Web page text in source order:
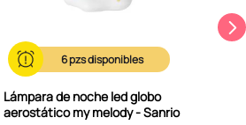
6
Lámpara de noche led globo
aerostático my melody - Sanrio